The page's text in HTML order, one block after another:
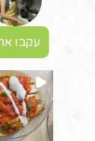
עקבו